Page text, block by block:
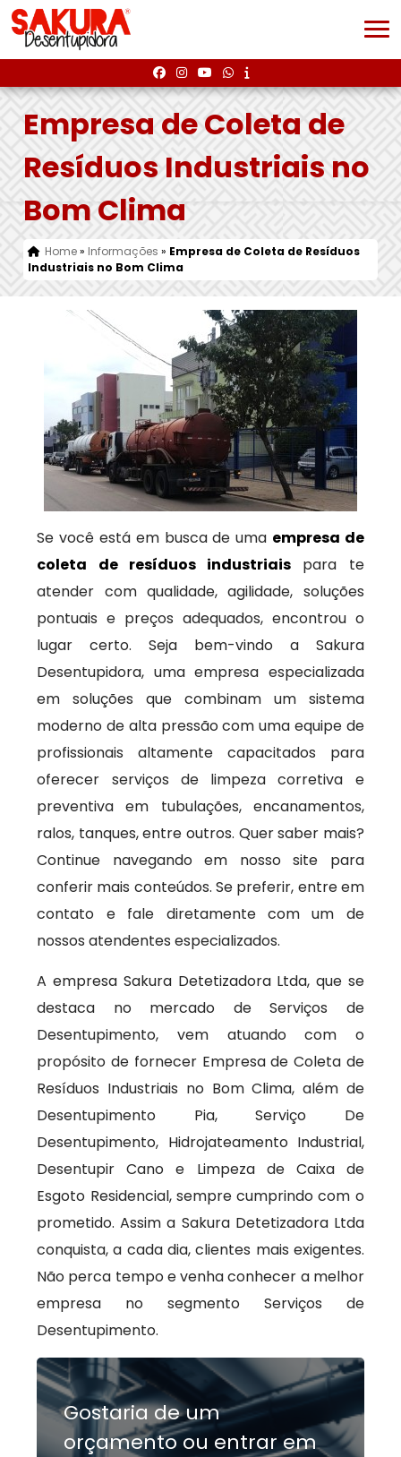
Empresa de Coleta de
Resíduos Industriais no
Bom Clima
Home» Informações » Empresa de Coleta de Resíduos
Industriais no Bom Clima
Se você está em busca de uma empresa de
coleta de resíduos industriais para te
atender com qualidade, agilidade, soluções
pontuais e preços adequados, encontrou o
lugar certo. Seja bem-vindo a Sakura
Desentupidora, uma empresa especializada
em soluções que combinam um sistema
moderno de alta pressão com uma equipe de
profissionais altamente capacitados para
oferecer serviços de limpeza corretiva e
preventiva em tubulações, encanamentos,
ralos, tanques, entre outros. Quer saber mais?
Continue navegando em nosso site para
conferir mais conteúdos. Se preferir, entre em
contato e fale diretamente com um de
nossos atendentes especializados.
A empresa Sakura Detetizadora Ltda, que se
destaca no mercado de Serviços de
Desentupimento, vem atuando com o
propósito de fornecer Empresa de Coleta de
Resíduos Industriais no Bom Clima, além de
Desentupimento Pia, Serviço De
Desentupimento, Hidrojateamento Industrial,
Desentupir Cano e Limpeza de Caixa de
Esgoto Residencial, sempre cumprindo com o
prometido. Assim a Sakura Detetizadora Ltda
conquista, a cada dia, clientes mais exigentes.
Não perca tempo e venha conhecer a melhor
empresa no segmento Serviços de
Desentupimento.
Gostaria de um
orçamento ou entrar em